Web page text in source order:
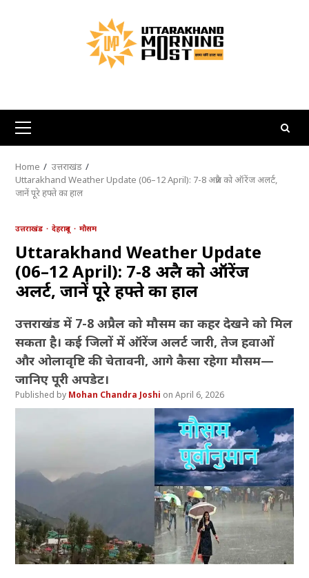
Primary
Menu
Home
उत्तराखंड
Uttarakhand Weather Update (06–12 April): 7-8 अप्रैल को ऑरेंज अलर्ट,
जानें पूरे हफ्ते का हाल
उत्तराखंड देहरादून मौसम
Uttarakhand Weather Update
(06–12 April): 7-8 अप्रैल को ऑरेंज
अलर्ट, जानें पूरे हफ्ते का हाल
उत्तराखंड में 7-8 अप्रैल को मौसम का कहर देखने को मिल
सकता है। कई जिलों में ऑरेंज अलर्ट जारी, तेज हवाओं
और ओलावृष्टि की चेतावनी, आगे कैसा रहेगा मौसम—
जानिए पूरी अपडेट।
Mohan Chandra Joshi April 6, 2026